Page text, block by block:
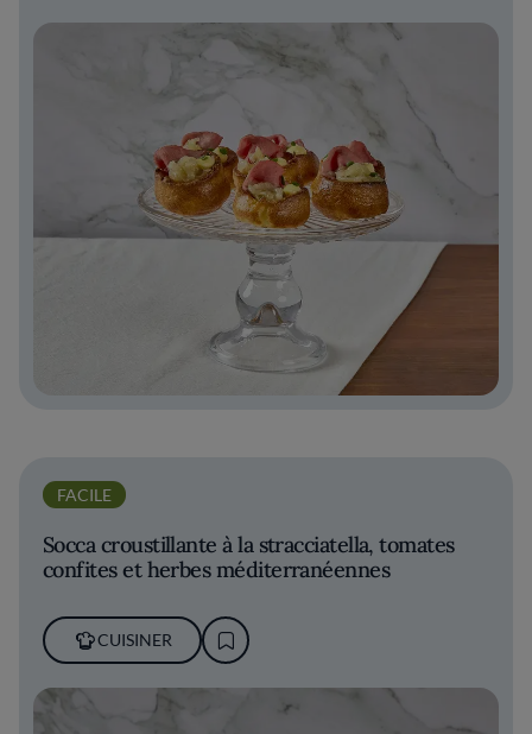
FACILE
Socca croustillante à la stracciatella, tomates
confites et herbes méditerranéennes
CUISINER